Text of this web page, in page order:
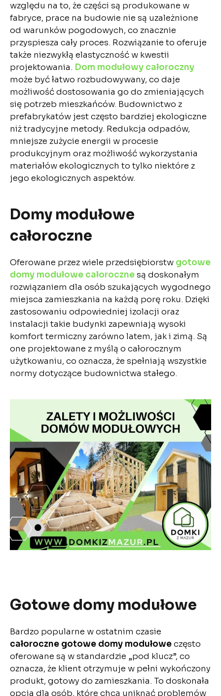
względu na to, że części są produkowane w
fabryce, prace na budowie nie są uzależnione
od warunków pogodowych, co znacznie
przyspiesza cały proces. Rozwiązanie to oferuje
także niezwykłą elastyczność w kwestii
projektowania. Dom modułowy całoroczny
może być łatwo rozbudowywany, co daje
możliwość dostosowania go do zmieniających
się potrzeb mieszkańców. Budownictwo z
prefabrykatów jest często bardziej ekologiczne
niż tradycyjne metody. Redukcja odpadów,
mniejsze zużycie energii w procesie
produkcyjnym oraz możliwość wykorzystania
materiałów ekologicznych to tylko niektóre z
jego ekologicznych aspektów.
Domy modułowe
całoroczne
Oferowane przez wiele przedsiębiorstw gotowe
domy modułowe całorocznesą doskonałym
rozwiązaniem dla osób szukających wygodnego
miejsca zamieszkania na każdą porę roku. Dzięki
zastosowaniu odpowiedniej izolacji oraz
instalacji takie budynki zapewniają wysoki
komfort termiczny zarówno latem, jak i zimą. Są
one projektowane z myślą o całorocznym
użytkowaniu, co oznacza, że spełniają wszystkie
normy dotyczące budownictwa stałego.
Gotowe domy modułowe
Bardzo popularne w ostatnim czasie
całoroczne gotowe domy modułoweczęsto
oferowane są w standardzie „pod klucz”, co
oznacza, że klient otrzymuje w pełni wykończony
produkt, gotowy do zamieszkania. To doskonała
opcja dla osób, które chcą uniknąć problemów